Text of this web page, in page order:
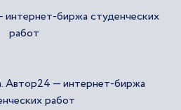
Автор24 — интернет-биржа
работ